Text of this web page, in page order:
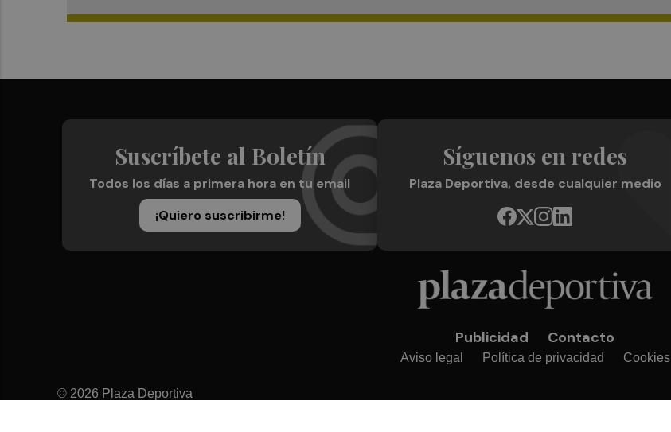
Suscríbete al Boletín
Todos los días a primera hora en tu email
¡Quiero suscribirme!
Síguenos en redes
Plaza Deportiva, desde cualquier medio
Publicidad Contacto
Aviso legal Política de privacidad Cookies
© 2026 Plaza Deportiva